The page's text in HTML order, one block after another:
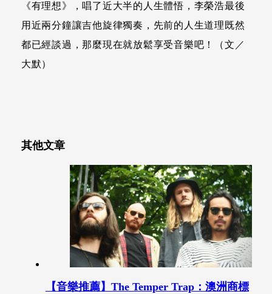
《有理想》，唱了近大半的人生體悟，李榮浩最後
用近兩分鐘讓吉他旋律獨奏，先前的人生道理既然
都已經談過，那麼現在就放鬆享受音樂吧！（文／
大默）
其他文章
【音樂推薦】The Temper Trap：澳洲商標